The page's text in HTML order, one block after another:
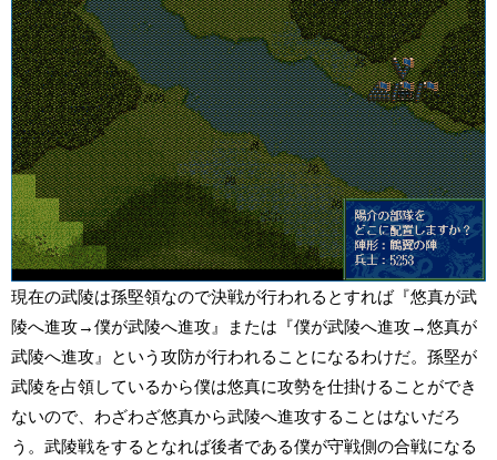
現在の武陵は孫堅領なので決戦が行われるとすれば『悠真が武
陵へ進攻→僕が武陵へ進攻』または『僕が武陵へ進攻→悠真が
武陵へ進攻』という攻防が行われることになるわけだ。孫堅が
武陵を占領しているから僕は悠真に攻勢を仕掛けることができ
ないので、わざわざ悠真から武陵へ進攻することはないだろ
う。武陵戦をするとなれば後者である僕が守戦側の合戦になる